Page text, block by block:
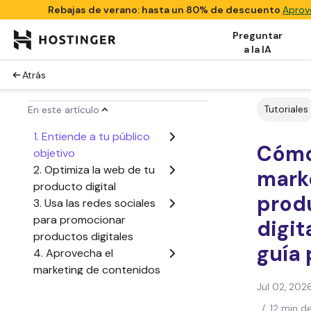
Rebajas de verano: hasta un 80% de descuento
Preguntar
a la IA
Atrás
En este artículo
1. Entiende a tu público
objetivo
2. Optimiza la web de tu
producto digital
3. Usa las redes sociales
para promocionar
productos digitales
4. Aprovecha el
marketing de contenidos
Tutoriales
guía
Jul 02,
/ 12 min